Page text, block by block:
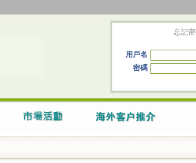
忘記
用戶名
密碼